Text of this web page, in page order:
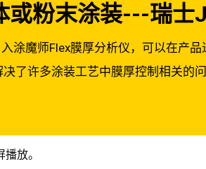
或粉末涂装---瑞士
涂魔师Flex膜厚分析仪，可以在产
了许多涂装工艺中膜厚控制相关的
放。